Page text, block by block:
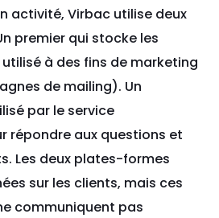
activité, Virbac utilise deux
premier qui stocke les
à des fins de marketing
de mailing). Un
par le service
répondre aux questions et
Les deux plates-formes
sur les clients, mais ces
communiquent pas